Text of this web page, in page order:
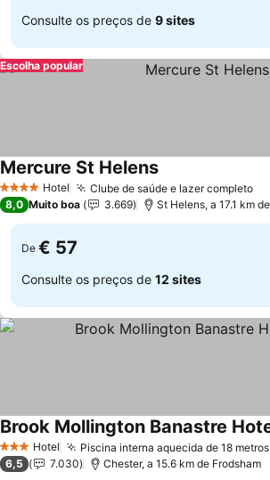
Consulte os preços de 9 sites
Escolha popular
4 EstrelasHotel Clube de saúde e lazer completo
Mercure St HelensVer preços
8,0 Muito boa 3.669 St Helens, a 17.1 km
De € 57
Consulte os preços de 12 sites
3 EstrelasHotel Piscina interna aquecida de 18 metros
Brook Mollington Banastre
6,5 7.030 Chester, a 15.6 km de Frodsham